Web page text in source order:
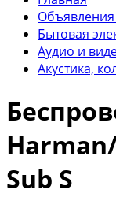
Бытовая
Аудио и
Акустика,
Sub S